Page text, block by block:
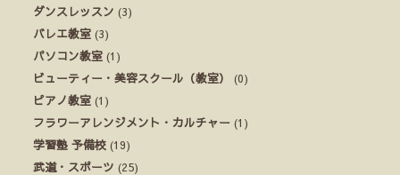
ダンスレッスン (3)
バレエ教室 (3)
パソコン教室 (1)
ビューティー・美容スクール（教室）
(0)
ピアノ教室 (1)
フラワーアレンジメント・カルチャー (1)
学習塾 予備校 (19)
武道・スポーツ (25)